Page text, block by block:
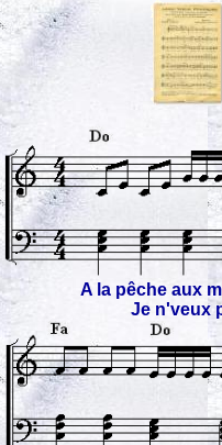
A la pêche aux
Je n'veux